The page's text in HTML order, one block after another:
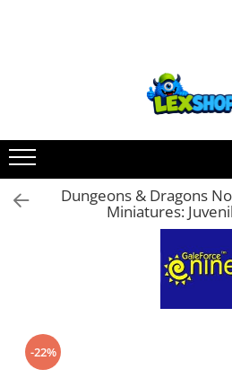
Board Games
Extensii boardgames
Card Games (jocuri cu carti)
Jocuri pentru toata familia
Party Games (jocuri de petrecere)
Smart Games
Puzzle-uri logice
Dungeons & Dragons
Miniatures:
-22%